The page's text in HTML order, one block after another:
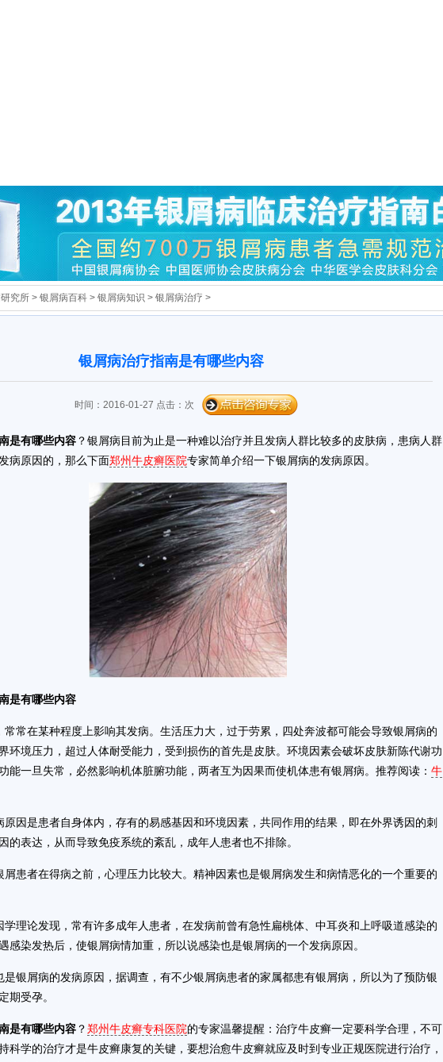
究所> 银屑病百科> 银屑病知识 > 银屑病治疗 >
银屑病治疗指南是有哪些内容
时间：2016-01-27 点击： 次
是有哪些内容？银屑病目前为止是一种难以治疗并且发病人群比较多的皮肤病，患病人群
病原因的，那么下面郑州牛皮癣医院专家简单介绍一下银屑病的发病原因。
是有哪些内容
常常在某种程度上影响其发病。生活压力大，过于劳累，四处奔波都可能会导致银屑病的
环境压力，超过人体耐受能力，受到损伤的首先是皮肤。环境因素会破坏皮肤新陈代谢功
能一旦失常，必然影响机体脏腑功能，两者互为因果而使机体患有银屑病。推荐阅读： 牛
原因是患者自身体内，存有的易感基因和环境因素，共同作用的结果，即在外界诱因的刺
的表达，从而导致免疫系统的紊乱，成年人患者也不排除。
屑患者在得病之前，心理压力比较大。精神因素也是银屑病发生和病情恶化的一个重要的
学理论发现，常有许多成年人患者，在发病前曾有急性扁桃体、中耳炎和上呼吸道感染的
感染发热后，使银屑病情加重，所以说感染也是银屑病的一个发病原因。
是银屑病的发病原因，据调查，有不少银屑病患者的家属都患有银屑病，所以为了预防银
期受孕。
是有哪些内容？郑州牛皮癣专科医院的专家温馨提醒：治疗牛皮癣一定要科学合理，不可
科学的治疗才是牛皮癣康复的关键，要想治愈牛皮癣就应及时到专业正规医院进行治疗，